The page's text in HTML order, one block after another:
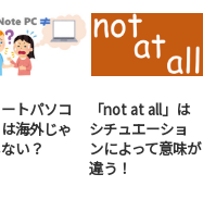
ートパソコ
海外じゃ
い？
「not at all」は
シチュエーショ
ンによって意味が
違う！